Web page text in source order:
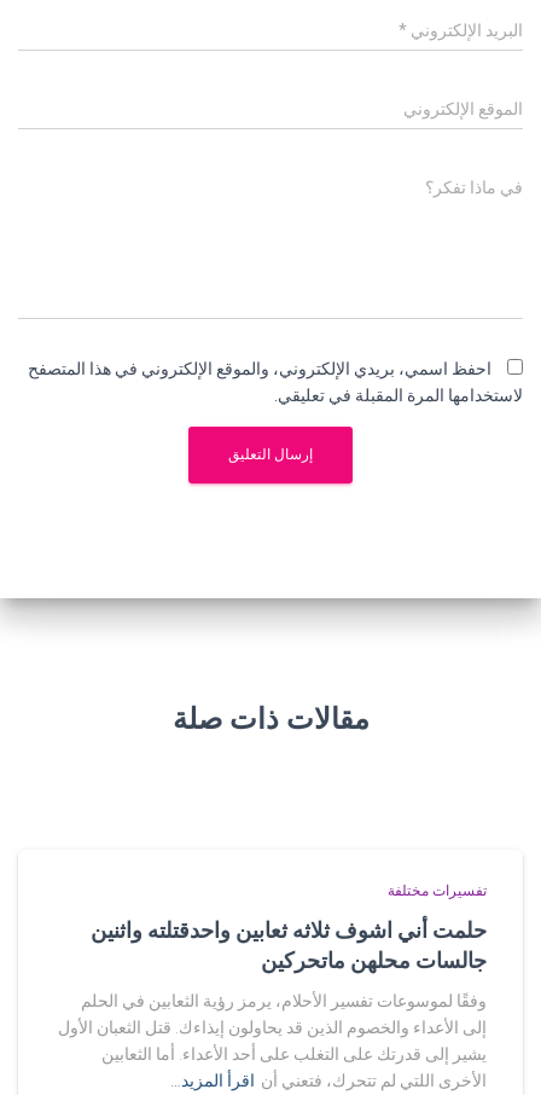
البريد الإلكتروني *
الموقع الإلكتروني
في ماذا تفكر؟
احفظ اسمي، بريدي الإلكتروني، والموقع الإلكتروني في هذا المتصفح
لاستخدامها المرة المقبلة في تعليقي.
مقالات ذات صلة
تفسيرات مختلفة
حلمت أني اشوف ثلاثه ثعابين واحدقتلته واثنين
جالسات محلهن ماتحركين
وفقًا لموسوعات تفسير الأحلام، يرمز رؤية الثعابين في الحلم
إلى الأعداء والخصوم الذين قد يحاولون إيذاءك. قتل الثعبان الأول
يشير إلى قدرتك على التغلب على أحد الأعداء. أما الثعابين
الأخرى اللتي لم تتحرك، فتعني أن اقرأ المزيد…